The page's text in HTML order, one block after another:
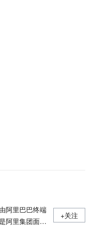
阿里巴巴终端
阿里集团面向
+关注